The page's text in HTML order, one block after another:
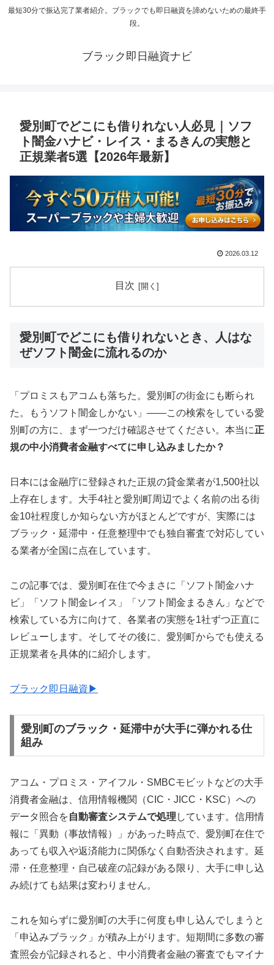
最短30分で振込完了業者紹介。ブラックでも即日融資を諦めないための最終手
段。
ブラック即日融資ナビ
愛別町でどこにも借りれない人必見｜ソフ
ト闇金ハナビ・レイス・まるきんの実態と
正規業者5選【2026年最新】
2026.03.12
目次
愛別町でどこにも借りれないとき、人はな
ぜソフト闇金に流れるのか
「プロミスもアコムも落ちた。愛別町の街金にも断られ
た。もうソフト闇金しかない」——この検索をしている愛
別町の方に、まず一つだけ確認させてください。本当に正
規の中小消費者金融すべてに申し込みましたか？
日本には金融庁に登録された正規の貸金業者が1,500社以
上存在します。大手4社と愛別町周辺でよく名前の出る街
金10社程度しか知らない方がほとんどですが、実際には
ブラック・延滞中・任意整理中でも独自審査で対応してい
る業者が全国に点在しています。
この記事では、愛別町在住で今まさに「ソフト闇金ハナ
ビ」「ソフト闇金レイス」「ソフト闇金まるきん」などで
検索している方に向けて、各業者の実態を1社ずつ正直に
レビューします。そしてその後に、愛別町からでも使える
正規業者を具体的に紹介します。
ブラック即日融資▶
愛別町のブラック・延滞中が大手に弾かれる仕
組み
アコム・プロミス・アイフル・SMBCモビットなどの大手
消費者金融は、信用情報機関（CIC・JICC・KSC）への
データ照合を自動審査システムで処理 しています。信用情
報に「異動（事故情報）」があった時点で、愛別町在住で
あっても収入や返済能力に関係なく自動否決されます。延
滞・任意整理・自己破産の記録がある限り、大手に申し込
み続けても結果は変わりません。
これを知らずに愛別町の大手に何度も申し込んでしまうと
「申込みブラック」が積み上がります。短期間に多数の審
査照会が記録されると、中小消費者金融の審査でもマイナ